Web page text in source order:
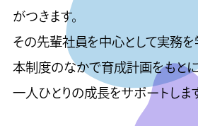
がつきます。
その先輩社員を中心として実務を
本制度のなかで育成計画をもと
一人ひとりの成長をサポートします